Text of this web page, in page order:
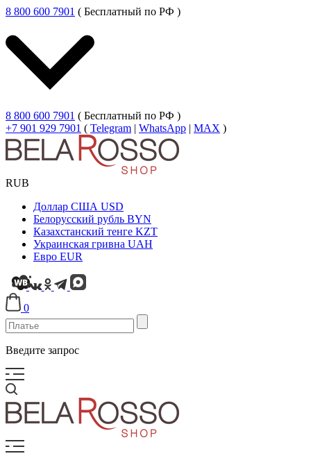
8 800 600 7901 ( Бесплатный по РФ )
8 800 600 7901 ( Бесплатный по РФ )
+7 901 929 7901 ( Telegram | WhatsApp | MAX )
RUB
Доллар США USD
Белорусский рубль BYN
Казахстанский тенге KZT
Украинская гривна UAH
Евро EUR
0
Введите запрос